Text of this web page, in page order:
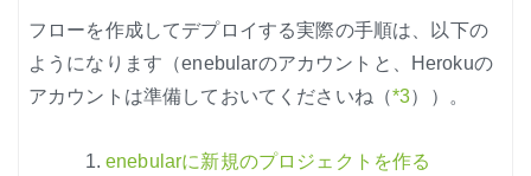
フローを作成してデプロイする実際の手順は、以下の
ようになります（enebularのアカウントと、Herokuの
アカウントは準備しておいてくださいね（*3））。
enebularに新規のプロジェクトを作る